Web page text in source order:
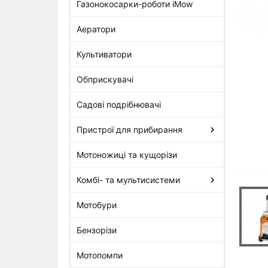
Газонокосарки-роботи iMow
Аератори
Культиватори
Обприскувачі
Садові подрібнювачі
Пристрої для прибирання
Мотоножиці та кущорізи
Комбі- та мультисистеми
Мотобури
Бензорізи
Мотопомпи
STIHL RE 170 Мийка
35 699 грн